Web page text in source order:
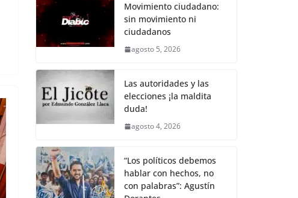
Movimiento ciudadano:
sin movimiento ni
ciudadanos
agosto 5, 2026
Las autoridades y las
elecciones ¡la maldita
duda!
agosto 4, 2026
“Los políticos debemos
hablar con hechos, no
con palabras”: Agustín